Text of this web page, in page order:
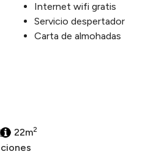
Internet wifi gratis
Servicio despertador
Carta de almohadas
22m2